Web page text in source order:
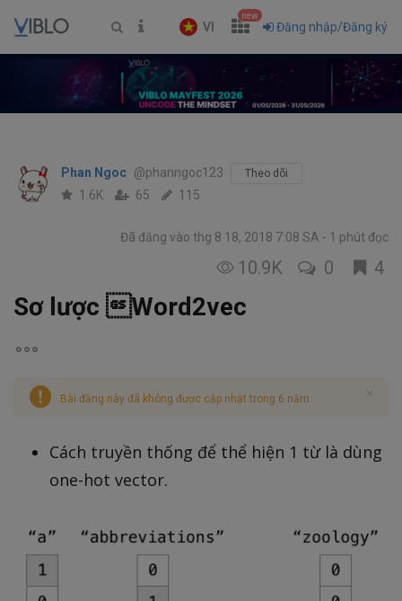
VI
new
Đăng nhập/Đăng ký
Phan Ngoc @phanngoc123 Theo dõi
1.6K 65 115
Đã đăng vào thg 8 18, 2018 7:08 SA 1 phút đọc
10.9K 0 4
Sơ lược Word2vec
Bài đăng này đã không được cập nhật trong 6 năm
Cách truyền thống để thể hiện 1 từ là dùng
one-hot vector.